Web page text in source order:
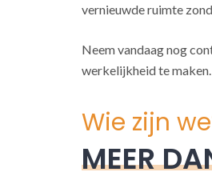
vernieuwde ruimte
Neem vandaag nog
werkelijkheid te maken.
Wie zijn
MEER